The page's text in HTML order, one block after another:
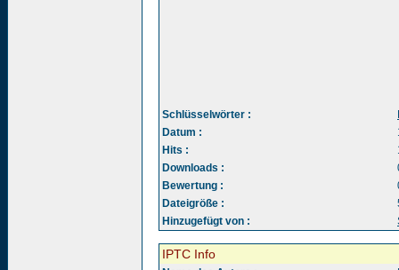
Schlüsselwörter :
Datum :
Hits :
Downloads :
Bewertung :
Dateigröße :
Hinzugefügt von :
IPTC Info